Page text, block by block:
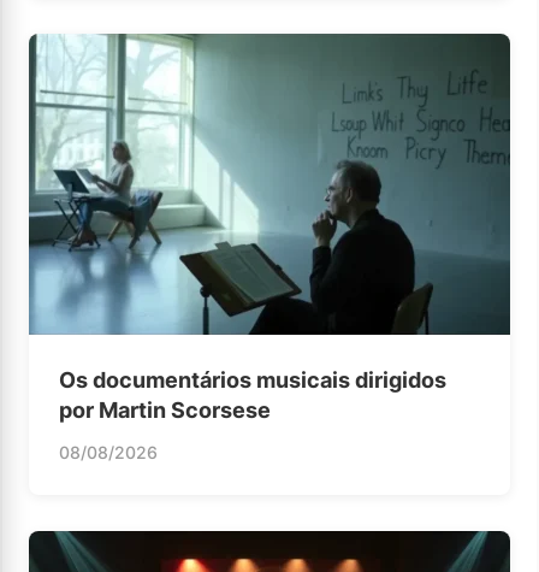
Os documentários musicais dirigidos
por Martin Scorsese
08/08/2026